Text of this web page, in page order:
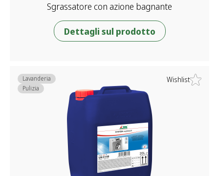
Sgrassatore con azione bagnante
Dettagli sul prodotto
Wishlist
Lavanderia
Pulizia